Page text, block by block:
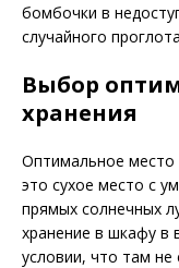
бомбочки в
случайного
Выбор
хранения
Оптимальное
это сухое место с
прямых солнечных
хранение в шкафу в
условии, что там